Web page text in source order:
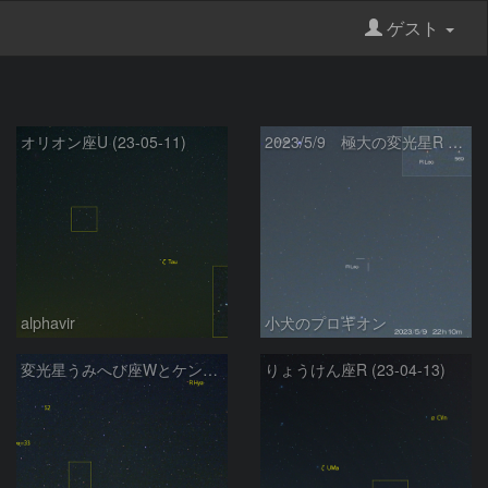
ゲスト
オリオン座U (23-05-11)
alphavir
2023/5/9 極大の変光星R Leo
小犬のプロキオン
変光星うみへび座Wとケンタウルス座TW りょうけん座R (23-04-13)